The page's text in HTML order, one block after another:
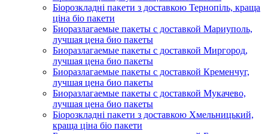
Біорозкладні пакети з доставкою Тернопіль, краща
ціна біо пакети
Биоразлагаемые пакеты с доставкой Мариуполь,
лучшая цена био пакеты
Биоразлагаемые пакеты с доставкой Миргород,
лучшая цена био пакеты
Биоразлагаемые пакеты с доставкой Кременчуг,
лучшая цена био пакеты
Биоразлагаемые пакеты с доставкой Мукачево,
лучшая цена био пакеты
Біорозкладні пакети з доставкою Хмельницький,
краща ціна біо пакети